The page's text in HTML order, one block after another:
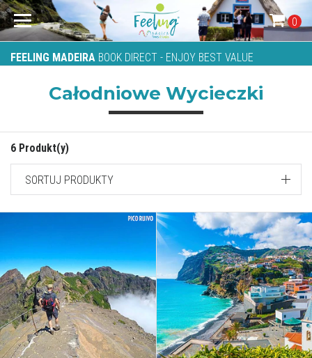
FEELING MADEIRA BOOK DIRECT - ENJOY BEST VALUE
0
Całodniowe Wycieczki
6 Produkt(y)
SORTUJ PRODUKTY